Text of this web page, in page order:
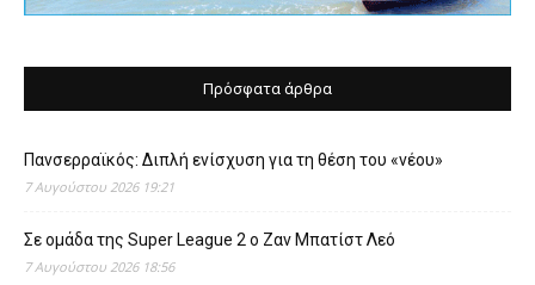
Πρόσφατα άρθρα
Πανσερραϊκός: Διπλή ενίσχυση για τη θέση του «νέου»
7 Αυγούστου 2026 19:21
Σε ομάδα της Super League 2 o Ζαν Μπατίστ Λεό
7 Αυγούστου 2026 18:56